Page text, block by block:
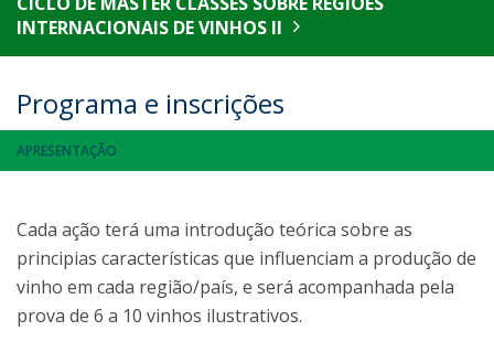
INTERNACIONAIS DE VINHOS II
Programa e inscrições
APRESENTAÇÃO
Cada ação terá uma introdução teórica sobre as
principias características que influenciam a produção de
vinho em cada região/país, e será acompanhada pela
prova de 6 a 10 vinhos ilustrativos.